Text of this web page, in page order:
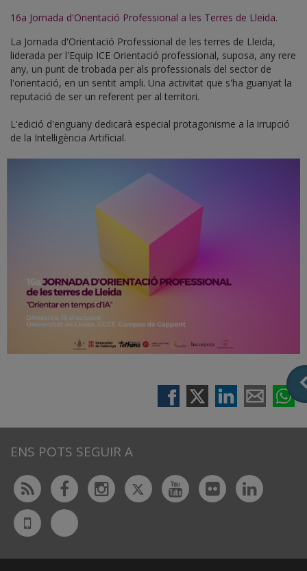
16a Jornada d'Orientació Professional a les Terres de Lleida.
La Jornada d'Orientació Professional de les terres de Lleida,
liderada per l'Equip ICE Orientació professional, suposa, any rere
any, un punt de trobada per als professionals del sector de
l'orientació, en un sentit ampli. Una activitat que s'ha guanyat la
reputació de ser un referent per al territori.
L'edició d'enguany dedicarà especial protagonisme a la irrupció
de la Intel·ligència Artificial.
ENS POTS SEGUIR A
Rss FacebookInstagram
TwitterYoutubeFlickr
UdL
App
Bluesky